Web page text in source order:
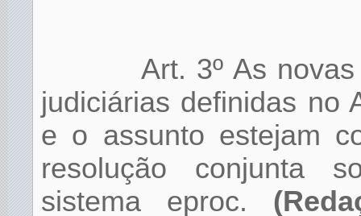
Art. 3º As
judiciárias definidas no
e o assunto estejam
resolução conjunta
sistema eproc.